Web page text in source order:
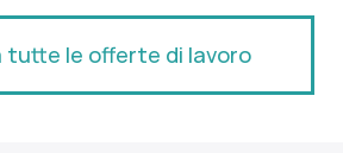
tutte le offerte di lavoro